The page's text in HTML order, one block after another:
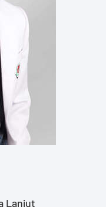
Lanjut